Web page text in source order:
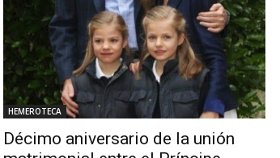
HEMEROTECA
Décimo aniversario de la unión